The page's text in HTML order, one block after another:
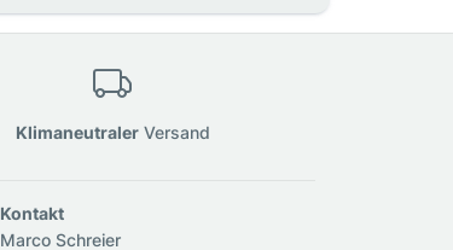
KlimaneutralerVersand
Kontakt
Marco Schreier